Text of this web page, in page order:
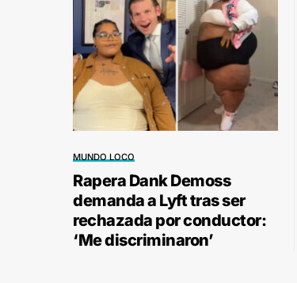
MUNDO LOCO
Rapera Dank Demoss
demanda a Lyft tras ser
rechazada por conductor:
‘Me discriminaron’